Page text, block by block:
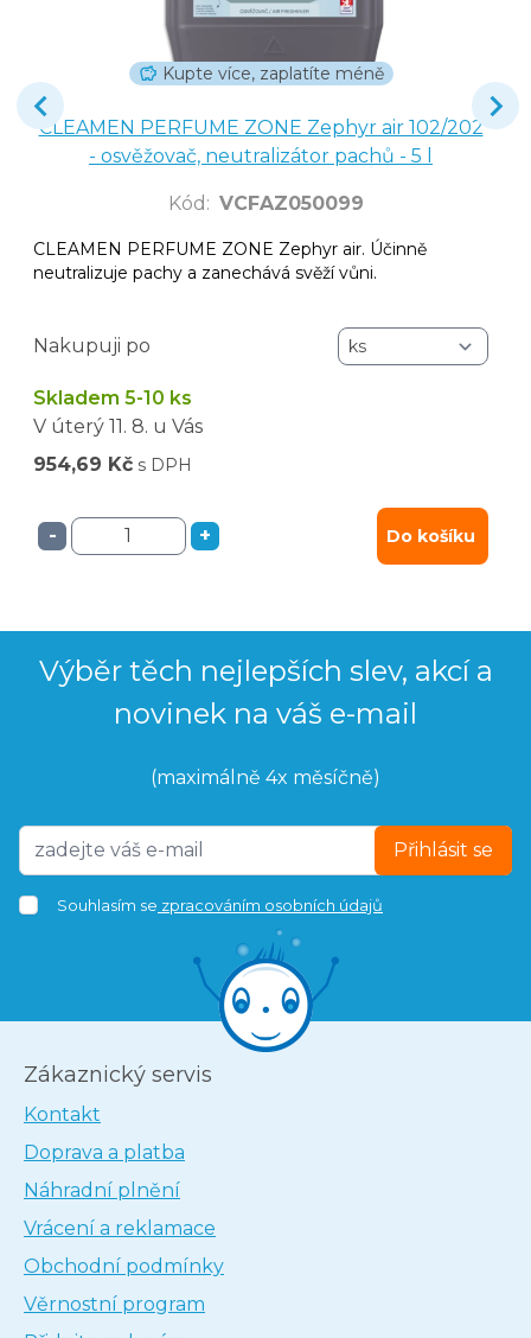
Kupte více, zaplatíte méně
CLEAMEN PERFUME ZONE Zephyr air 102/202
- osvěžovač, neutralizátor pachů - 5 l
Kód : VCFAZ050099
CLEAMEN PERFUME ZONE Zephyr air. Účinně
neutralizuje pachy a zanechává svěží vůni.
Nakupuji po
Skladem 5-10 ks
V úterý 11. 8. u Vás
954,69 Kč s DPH
- + Do košíku
Výběr těch nejlepších slev, akcí a
novinek na váš e-mail
(maximálně 4x měsíčně)
Přihlásit se
Souhlasím se zpracováním osobních údajů
Zákaznický servis
Kontakt
Doprava a platba
Náhradní plnění
Vrácení a reklamace
Obchodní podmínky
Věrnostní program